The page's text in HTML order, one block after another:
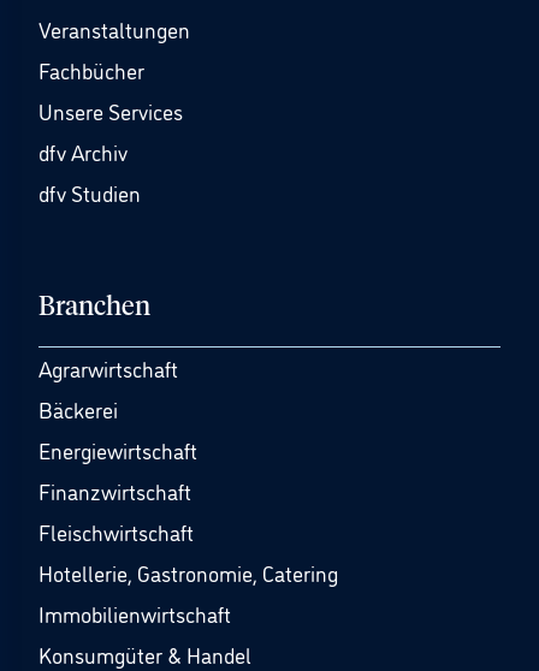
Veranstaltungen
Fachbücher
Unsere Services
dfv Archiv
dfv Studien
Branchen
Agrarwirtschaft
Bäckerei
Energiewirtschaft
Finanzwirtschaft
Fleischwirtschaft
Hotellerie, Gastronomie, Catering
Immobilienwirtschaft
Konsumgüter & Handel